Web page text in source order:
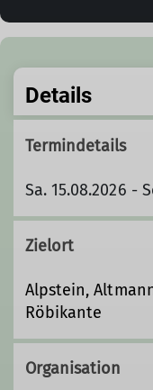
Details
Termindetails
Sa. 15.08.2026 -
Zielort
Alpstein,
Röbikante
Organisation